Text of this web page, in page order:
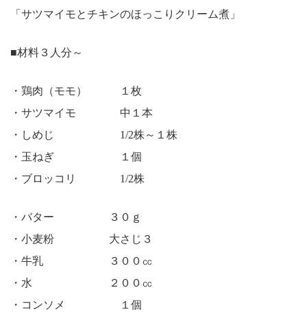
「サツマイモとチキンのほっこりクリーム煮」
■材料３人分～
・鶏肉（モモ） １枚
・サツマイモ 中１本
・しめじ 1/2株～１株
・玉ねぎ １個
・ブロッコリ 1/2株
・バター ３０ｇ
・小麦粉 大さじ３
・牛乳 ３００㏄
・水 ２００㏄
・コンソメ １個